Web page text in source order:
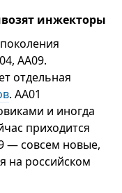
инжекторы
AA09.
отдельная
. АА01
и иногда
приходится
— совсем новые,
на российском